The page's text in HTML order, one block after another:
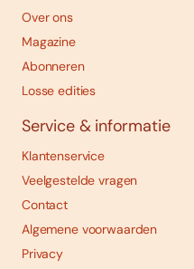
Over ons
Magazine
Abonneren
Losse edities
Service & informatie
Klantenservice
Veelgestelde vragen
Contact
Algemene voorwaarden
Privacy